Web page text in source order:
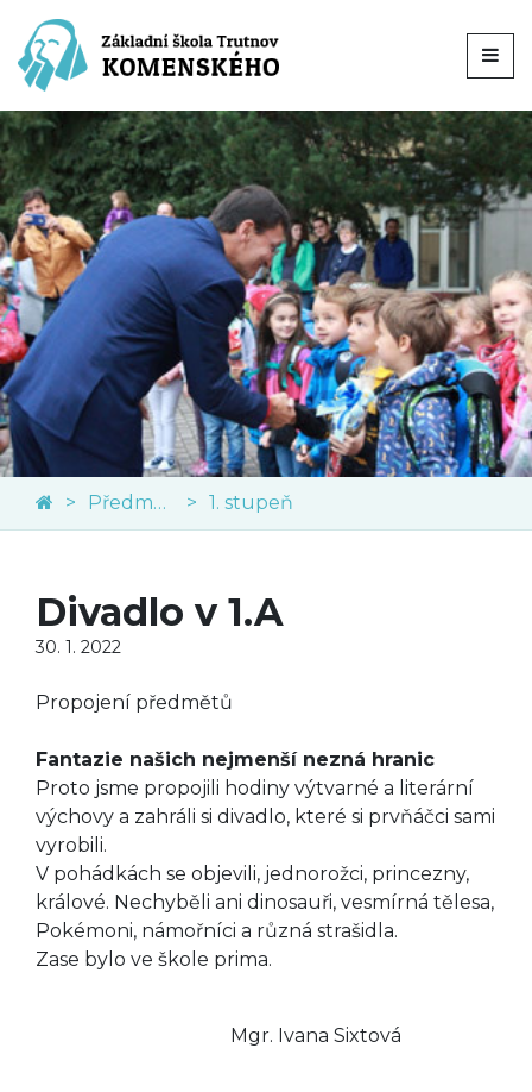
Předměty 1. stupeň
Divadlo v 1.A
30. 1. 2022
Propojení předmětů
Fantazie našich nejmenší nezná hranic
Proto jsme propojili hodiny výtvarné a literární
výchovy a zahráli si divadlo, které si prvňáčci sami
vyrobili.
V pohádkách se objevili, jednorožci, princezny,
králové. Nechyběli ani dinosauři, vesmírná tělesa,
Pokémoni, námořníci a různá strašidla.
Zase bylo ve škole prima.
Mgr. Ivana Sixtová